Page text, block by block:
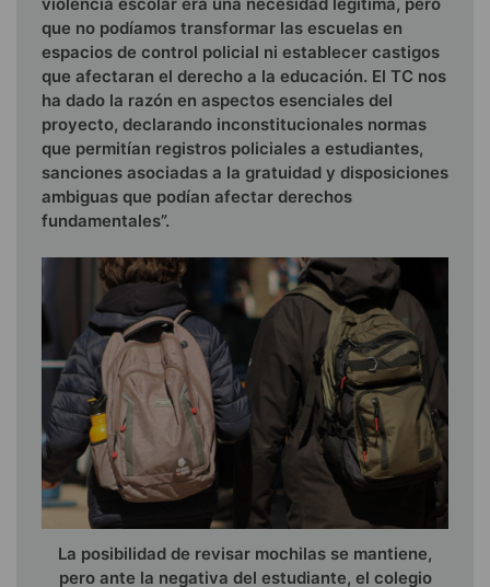
que no podíamos transformar las escuelas en
espacios de control policial ni establecer castigos
que afectaran el derecho a la educación. El TC nos
ha dado la razón en aspectos esenciales del
proyecto, declarando inconstitucionales normas
que permitían registros policiales a estudiantes,
sanciones asociadas a la gratuidad y disposiciones
ambiguas que podían afectar derechos
fundamentales”.
La posibilidad de revisar mochilas se mantiene,
pero ante la negativa del estudiante, el colegio